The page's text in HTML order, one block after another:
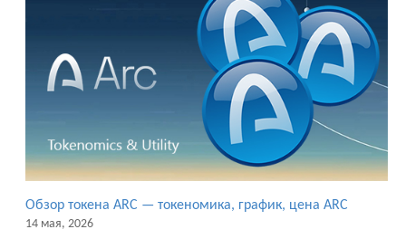
Обзор токена ARC — токеномика, график, цена ARC
14 мая, 2026